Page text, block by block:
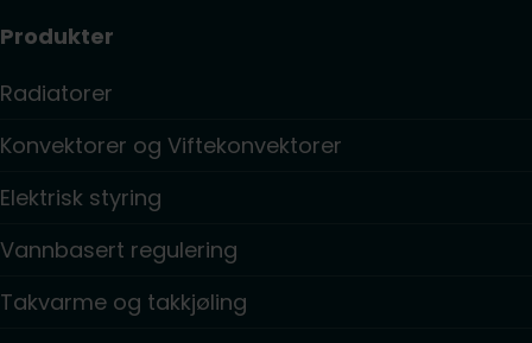
Produkter
Radiatorer
Konvektorer og Viftekonvektorer
Elektrisk styring
Vannbasert regulering
Takvarme og takkjøling